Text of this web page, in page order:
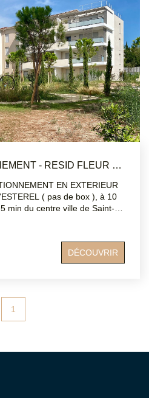
PLACE DE STATIONNEMENT - RESID FLEUR D ESTEREL - SAINT RAPHAEL
EN EXTERIEUR
( pas de box ), à 10
min du centre ville de Saint-
DÉCOUVRIR
1